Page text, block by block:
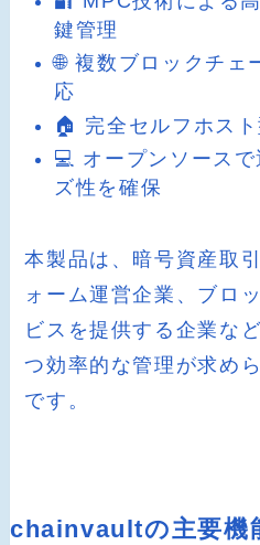
鍵管理
🌐 複数ブロックチェ
応
🏠 完全セルフホス
💻 オープンソース
ズ性を確保
本製品は、暗号資産取
ォーム運営企業、ブロ
ビスを提供する企業な
つ効率的な管理が求め
です。
chainvaultの主要機